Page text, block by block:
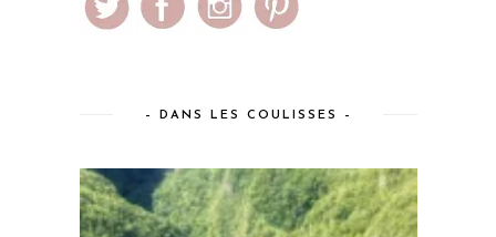
– DANS LES COULISSES –